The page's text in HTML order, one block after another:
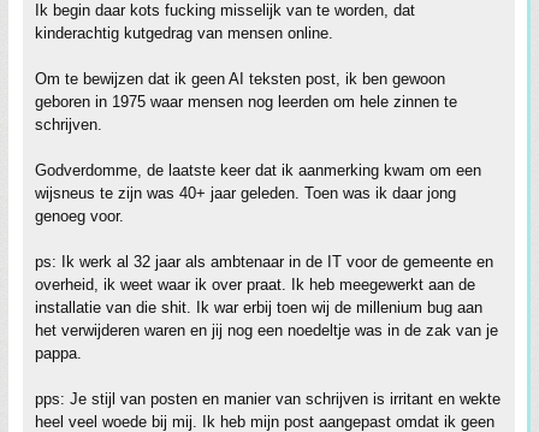
Ik begin daar kots fucking misselijk van te worden, dat
kinderachtig kutgedrag van mensen online.
Om te bewijzen dat ik geen AI teksten post, ik ben gewoon
geboren in 1975 waar mensen nog leerden om hele zinnen te
schrijven.
Godverdomme, de laatste keer dat ik aanmerking kwam om een
wijsneus te zijn was 40+ jaar geleden. Toen was ik daar jong
genoeg voor.
ps: Ik werk al 32 jaar als ambtenaar in de IT voor de gemeente en
overheid, ik weet waar ik over praat. Ik heb meegewerkt aan de
installatie van die shit. Ik war erbij toen wij de millenium bug aan
het verwijderen waren en jij nog een noedeltje was in de zak van je
pappa.
pps: Je stijl van posten en manier van schrijven is irritant en wekte
heel veel woede bij mij. Ik heb mijn post aangepast omdat ik geen